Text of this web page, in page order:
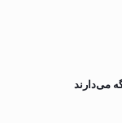
می‌دارند